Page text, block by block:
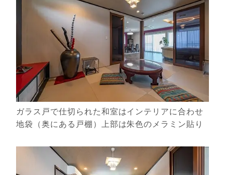
ガラス戸で仕切られた和室はインテリアに合わせ
地袋（奥にある戸棚）上部は朱色のメラミン貼り